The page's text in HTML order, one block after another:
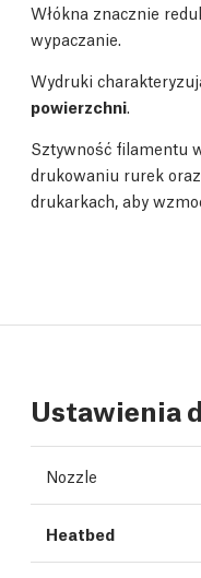
Włókna znacznie
wypaczanie.
Wydruki
powierzchni.
Sztywność filamentu
drukowaniu rurek
drukarkach, aby
Ustawienia
Nozzle
Heatbed